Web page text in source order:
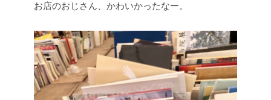
お店のおじさん、かわいかったなー。